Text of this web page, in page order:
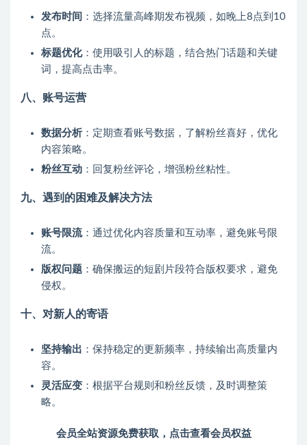
发布时间
：选择流量高峰期发布视频，如晚上8点到10
点。
标题优化：使用吸引人的标题，结合热门话题和关键
词，提高点击率。
八、账号运营
数据分析 ：定期查看账号数据，了解粉丝喜好，优化
内容策略。
粉丝互动 ：回复粉丝评论，增强粉丝粘性。
九、遇到的困难及解决方法
账号限流：通过优化内容质量和互动率，避免账号限
流。
版权问题 ：确保搬运的短剧片段符合版权要求，避免
侵权。
十、对新人的寄语
坚持输出 ：保持稳定的更新频率，持续输出高质量内
容。
灵活应变 ：根据平台规则和粉丝反馈，及时调整策
略。
会员全站资源免费获取，点击查看会员权益